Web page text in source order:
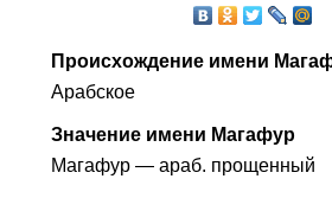
Происхождение имени
Арабское
Значение имени Магафур
Магафур — араб. прощенный